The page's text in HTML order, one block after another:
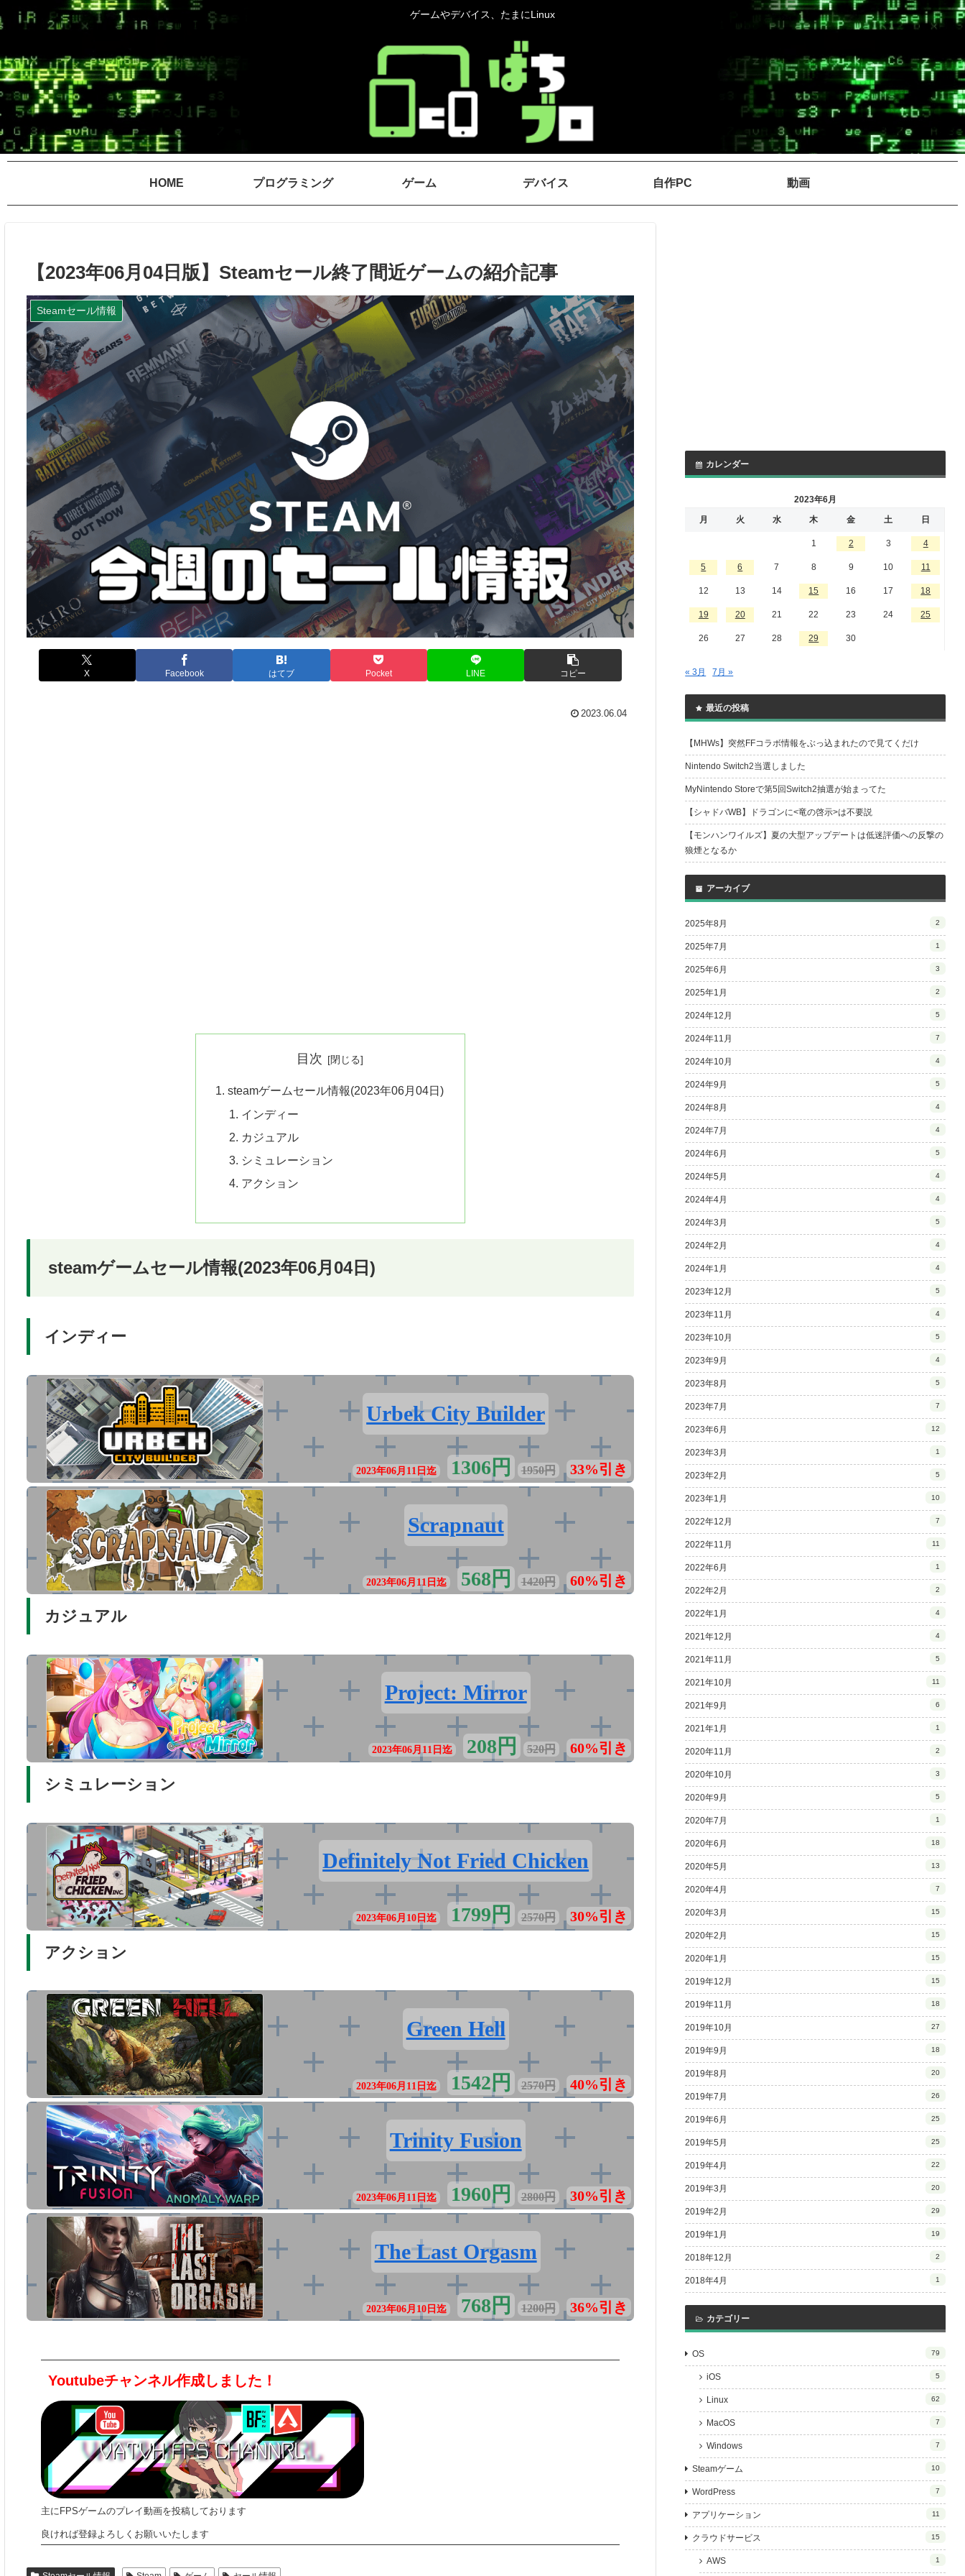
ゲームやデバイス、たまにLinux
HOME プログラミング ゲーム デバイス 自作PC 動画
【2023年06月04日版】Steamセール終了間近ゲームの紹介記事
Steamセール情報
X Facebook はてブ Pocket LINE コピー
2023.06.04
目次
steamゲームセール情報(2023年06月04日)
インディー
カジュアル
シミュレーション
アクション
steamゲームセール情報(2023年06月04日)
インディー
Urbek City Builder
2023年06月11日迄 1306円 1950円 33%引き
Scrapnaut
2023年06月11日迄 568円 1420円 60%引き
カジュアル
Project: Mirror
2023年06月11日迄 208円 520円 60%引き
シミュレーション
Definitely Not Fried Chicken
2023年06月10日迄 1799円 2570円 30%引き
アクション
Green Hell
2023年06月11日迄 1542円 2570円 40%引き
Trinity Fusion
2023年06月11日迄 1960円 2800円 30%引き
The Last Orgasm
2023年06月10日迄 768円 1200円 36%引き
Youtubeチャンネル作成しました！
主にFPSゲームのプレイ動画を投稿しております
良ければ登録よろしくお願いいたします
カレンダー
2023年6月
月
火 水 木 金 土 日
1 2 3 4
5 6 7 8 9 10 11
12 13 14 15 16 17 18
19 20 21 22 23 24 25
26 27 28 29 30
« 3月 7月 »
最近の投稿
【MHWs】突然FFコラボ情報をぶっ込まれたので見てくだけ
Nintendo Switch2当選しました
MyNintendo Storeで第5回Switch2抽選が始まってた
【シャドバWB】ドラゴンに<竜の啓示>は不要説
【モンハンワイルズ】夏の大型アップデートは低迷評価への反撃の
狼煙となるか
アーカイブ
2025年8月 2
2025年7月 1
2025年6月 3
2025年1月 2
2024年12月 5
2024年11月 7
2024年10月 4
2024年9月 5
2024年8月 4
2024年7月 4
2024年6月 5
2024年5月 4
2024年4月 4
2024年3月 5
2024年2月 4
2024年1月 4
2023年12月 5
2023年11月 4
2023年10月 5
2023年9月 4
2023年8月 5
2023年7月 7
2023年6月 12
2023年3月 1
2023年2月 5
2023年1月 10
2022年12月 7
2022年11月 11
2022年6月 1
2022年2月 2
2022年1月 4
2021年12月 4
2021年11月 5
2021年10月 11
2021年9月 6
2021年1月 1
2020年11月 2
2020年10月 3
2020年9月 5
2020年7月 1
2020年6月 18
2020年5月 13
2020年4月 7
2020年3月 15
2020年2月 15
2020年1月 15
2019年12月 15
2019年11月 18
2019年10月 27
2019年9月 18
2019年8月 20
2019年7月 26
2019年6月 25
2019年5月 25
2019年4月 22
2019年3月 20
2019年2月 29
2019年1月 19
2018年12月 2
2018年4月 1
カテゴリー
OS 79
iOS 5
Linux 62
MacOS 7
Windows 7
Steamゲーム 10
WordPress 7
アプリケーション 11
クラウドサービス 15
AWS 1